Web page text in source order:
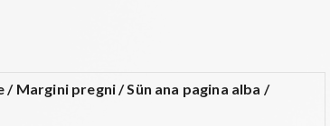
/ Margini pregni / Sün ana pagina alba /